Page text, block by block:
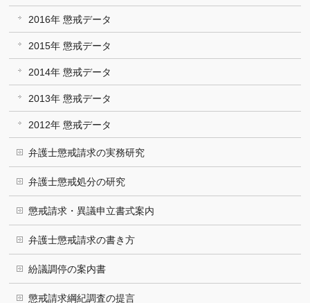
2016年 懲戒データ
2015年 懲戒データ
2014年 懲戒データ
2013年 懲戒データ
2012年 懲戒データ
弁護士懲戒請求の実務研究
弁護士懲戒処分の研究
懲戒請求・異議申立書式案内
弁護士懲戒請求の書き方
紛議調停の案内書
懲戒請求綱紀調査の提言